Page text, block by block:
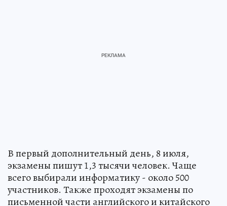
В первый дополнительный день, 8 июля,
экзамены пишут 1,3 тысячи человек. Чаще
всего выбирали информатику - около 500
участников. Также проходят экзамены по
письменной части английского и китайского